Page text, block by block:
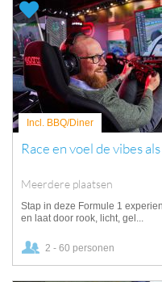
Incl. BBQ/Diner
Race en voel de vibes
Meerdere plaatsen
Stap in deze Formule 1
en laat door rook, licht, gel...
2 - 60 personen